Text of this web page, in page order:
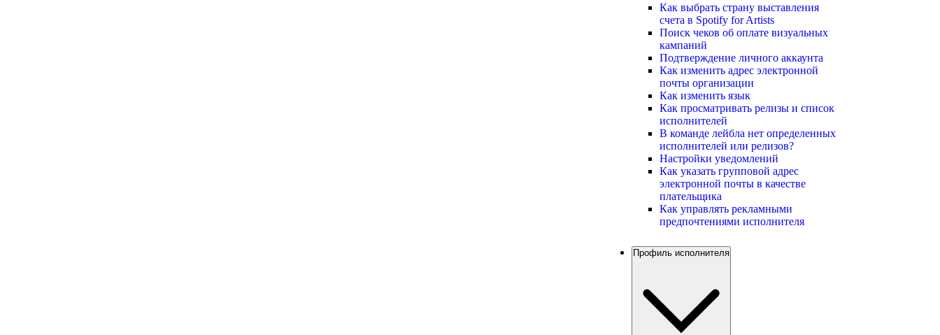
Как выбрать страну выставления
счета в Spotify for Artists
Поиск чеков об оплате визуальных
кампаний
Подтверждение личного аккаунта
Как изменить адрес электронной
почты организации
Как изменить язык
Как просматривать релизы и список
исполнителей
В команде лейбла нет определенных
исполнителей или релизов?
Настройки уведомлений
Как указать групповой адрес
электронной почты в качестве
плательщика
Как управлять рекламными
предпочтениями исполнителя
Профиль исполнителя